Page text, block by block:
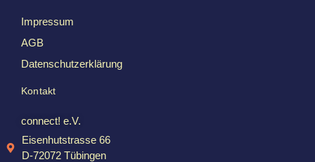
Impressum
AGB
Datenschutzerklärung
Kontakt
connect! e.V.
Eisenhutstrasse 66
D-72072 Tübingen